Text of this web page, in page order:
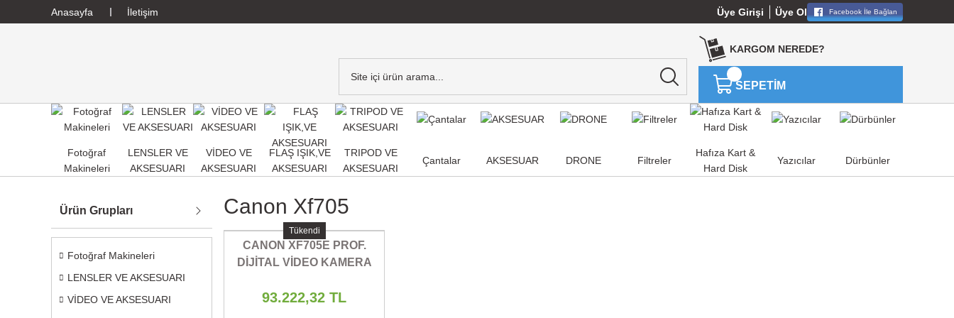
Anasayfa İletişim Üye Girişi Üye Ol Facebook İle Bağlan
KARGOM NEREDE?
SEPETİM
Fotoğraf
Makineleri
LENSLER VE
AKSESUARI
VİDEO VE
AKSESUARI
FLAŞ IŞIK,VE
AKSESUARI
TRIPOD VE
AKSESUARI
Çantalar AKSESUAR DRONE Filtreler
Hafıza Kart &
Hard Disk
Yazıcılar Dürbünler
Ürün Grupları
Fotoğraf Makineleri
LENSLER VE AKSESUARI
VİDEO VE AKSESUARI
Canon Xf705
Tükendi
CANON XF705E PROF.
DİJİTAL VİDEO KAMERA
93.222,32 TL